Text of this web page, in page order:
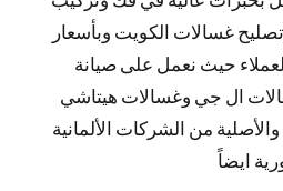
غسالات الكويت وبأسعار
حيث نعمل على صيانة
ال جي وغسالات هيتاشي
من الشركات الألمانية
ايضاً